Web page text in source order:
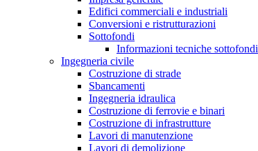
Edifici commerciali e industriali
Conversioni e ristrutturazioni
Sottofondi
Informazioni tecniche sottofondi
Ingegneria civile
Costruzione di strade
Sbancamenti
Ingegneria idraulica
Costruzione di ferrovie e binari
Costruzione di infrastrutture
Lavori di manutenzione
Lavori di demolizione